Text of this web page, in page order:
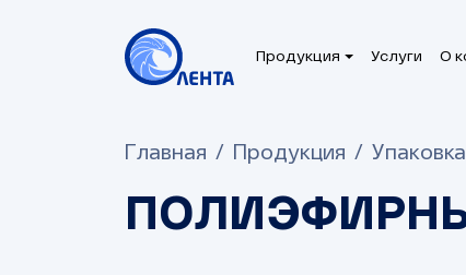
Продукция Услуги О
Главная Продукция Упаковка